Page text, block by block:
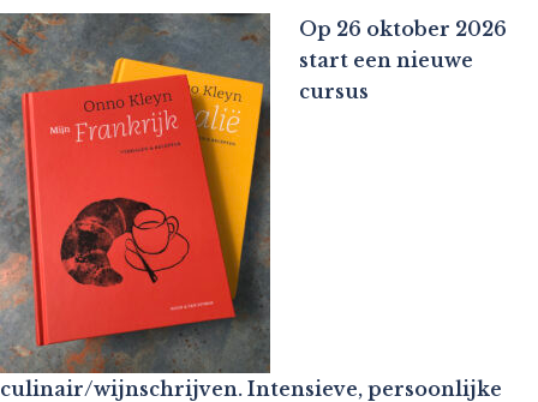
Op 26 oktober 2026
start een nieuwe
cursus
culinair/wijnschrijven. Intensieve, persoonlijke